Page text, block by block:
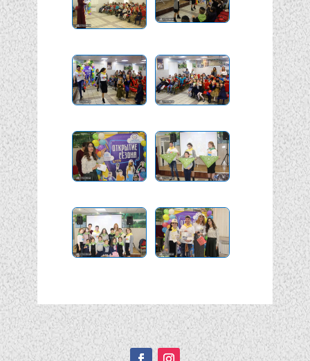
Подписывайтесь!